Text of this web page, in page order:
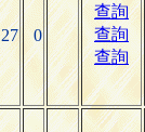
27 0
查詢
查詢
查詢